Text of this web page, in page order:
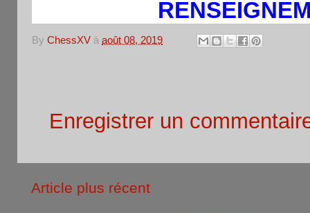
By ChessXV à août 08, 2019
Enregistrer un
Article plus récent